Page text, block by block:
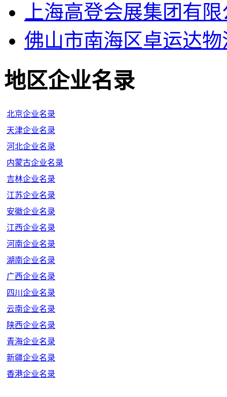
上海高登会展集团有
佛山市南海区卓运达物
地区企业名录
北京企业名录
天津企业名录
河北企业名录
内蒙古企业名录
吉林企业名录
江苏企业名录
安徽企业名录
江西企业名录
河南企业名录
湖南企业名录
广西企业名录
四川企业名录
云南企业名录
陕西企业名录
青海企业名录
新疆企业名录
香港企业名录